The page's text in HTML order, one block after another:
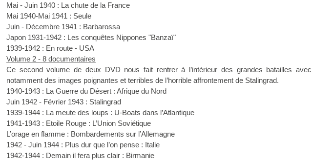
Mai - Juin 1940 : La chute de la France
Mai 1940-Mai 1941 : Seule
Juin - Décembre 1941 : Barbarossa
Japon 1931-1942 : Les conquêtes Nippones "Banzaï"
1939-1942 : En route - USA
Volume 2 - 8 documentaires
Ce second volume de deux DVD nous fait rentrer à l’intérieur des grandes batailles avec
notamment des images poignantes et terribles de l’horrible affrontement de Stalingrad.
1940-1943 : La Guerre du Désert : Afrique du Nord
Juin 1942 - Février 1943 : Stalingrad
1939-1944 : La meute des loups : U-Boats dans l’Atlantique
1941-1943 : Etoile Rouge : L’Union Soviétique
L’orage en flamme : Bombardements sur l’Allemagne
1942 - Juin 1944 : Plus dur que l’on pense : Italie
1942-1944 : Demain il fera plus clair : Birmanie